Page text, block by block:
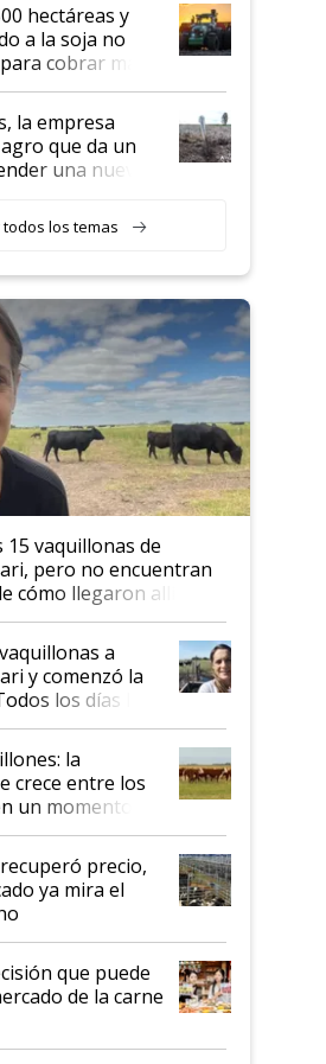
hectáreas y
a la soja no
cobrar más
compraron un
la empresa
que da un
una nueva
todos los temas
15 vaquillonas de
pero no encuentran
cómo llegaron allí
a
y comenzó la
los días le
productor”
la
crece entre los
un momento
la actividad
precio,
ya mira el
que puede
de la carne